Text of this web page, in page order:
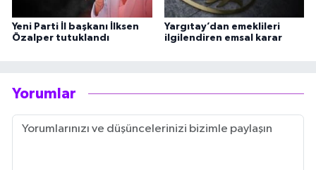
Yeni Parti İl başkanı İlksen
Özalper tutuklandı
Yargıtay’dan emeklileri
ilgilendiren emsal karar
Yorumlar